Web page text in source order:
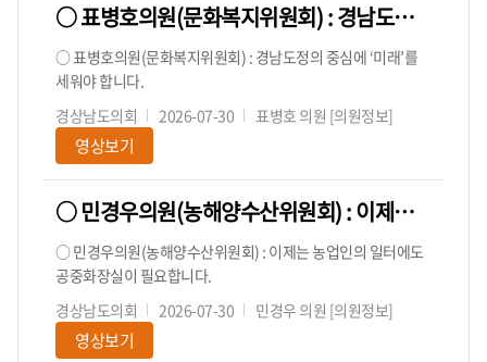
○ 표병호의원(문화복지위원회) : 경남도정의 중심에 ‘미래’를 세워야 합니다.
○ 표병호의원(문화복지위원회) : 경남도정의 중심에 ‘미래’를
세워야 합니다.
경상남도의회
2026-07-30 표병호 의원 [의원정보]
영상보기
○ 민경우의원(농해양수산위원회) : 이제는 농업인의 일터에도 공중화장실이 필요합니다.
○ 민경우의원(농해양수산위원회) : 이제는 농업인의 일터에도
공중화장실이 필요합니다.
경상남도의회
2026-07-30 민경우 의원 [의원정보]
영상보기